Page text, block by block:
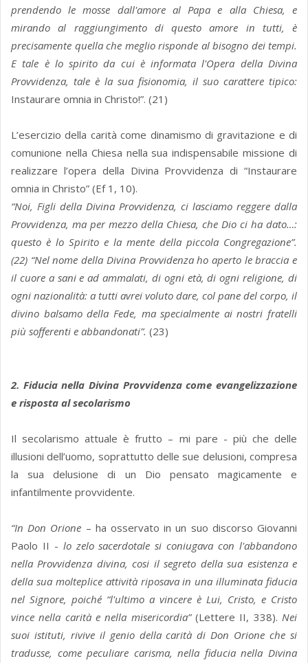
prendendo le mosse dall'amore al Papa e alla Chiesa, e
mirando al raggiungimento di questo amore in tutti, è
precisamente quella che meglio risponde al bisogno dei tempi.
E tale è lo spirito da cui è informata l'Opera della Divina
Provvidenza, tale è la sua fisionomia, il suo carattere tipico:
Instaurare omnia in Christo!”. (21)
L’esercizio della carità come dinamismo di gravitazione e di
comunione nella Chiesa nella sua indispensabile missione di
realizzare l’opera della Divina Provvidenza di “Instaurare
omnia in Christo” (Ef 1, 10).
“Noi, Figli della Divina Provvidenza, ci lasciamo reggere dalla
Provvidenza, ma per mezzo della Chiesa, che Dio ci ha dato…:
questo è lo Spirito e la mente della piccola Congregazione”.
(22) “Nel nome della Divina Provvidenza ho aperto le braccia e
il cuore a sani e ad ammalati, di ogni età, di ogni religione, di
ogni nazionalità: a tutti avrei voluto dare, col pane del corpo, il
divino balsamo della Fede, ma specialmente ai nostri fratelli
più sofferenti e abbandonati”. (23)
2. Fiducia nella Divina Provvidenza come evangelizzazione
e risposta al secolarismo
Il secolarismo attuale è frutto – mi pare - più che delle
illusioni dell’uomo, soprattutto delle sue delusioni, compresa
la sua delusione di un Dio pensato magicamente e
infantilmente provvidente.
“In Don Orione – ha osservato in un suo discorso Giovanni
Paolo II - lo zelo sacerdotale si coniugava con l'abbandono
nella Provvidenza divina, cosi il segreto della sua esistenza e
della sua molteplice attività riposava in una illuminata fiducia
nel Signore, poiché “l'ultimo a vincere è Lui, Cristo, e Cristo
vince nella carità e nella misericordia” (Lettere II, 338). Nei
suoi istituti, rivive il genio della carità di Don Orione che si
tradusse, come peculiare carisma, nella fiducia nella Divina